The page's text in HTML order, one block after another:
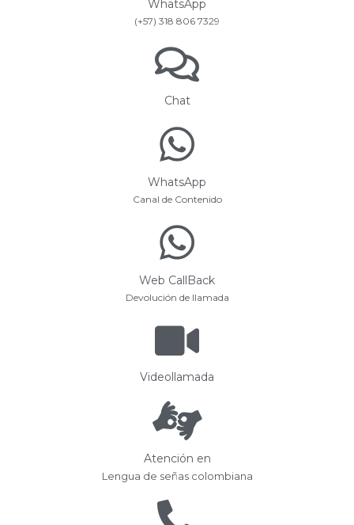
WhatsApp
(+57) 318 806 7329
Chat
WhatsApp
Canal de Contenido
Web CallBack
Devolución de llamada
Videollamada
Atención en
Lengua de señas colombiana